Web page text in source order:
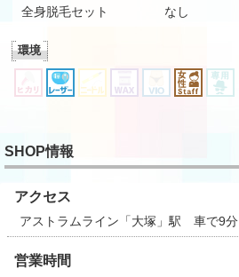
全身脱毛セット なし
環境
SHOP情報
アクセス
アストラムライン「大塚」駅 車で9分
営業時間